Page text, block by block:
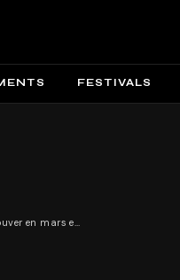
FESTIVALS
Festivals électro 2026 : les events à retrouver en mars et avril !